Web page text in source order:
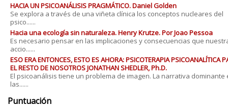
HACIA UN PSICOANÁLISIS PRAGMÁTICO. Daniel Golden
Se explora a través de una viñeta clínica los conceptos nucleares del
psico......
Hacia una ecología sin naturaleza. Henry Krutze. Por Joao Pessoa
Es necesario pensar en las implicaciones y consecuencias que
accio......
ESO ERA ENTONCES, ESTO ES AHORA: PSICOTERAPIA PSICOANALÍTICA
EL RESTO DE NOSOTROS JONATHAN SHEDLER, Ph.D.
El psicoanálisis tiene un problema de imagen. La narrativa dominante
las......
Puntuación